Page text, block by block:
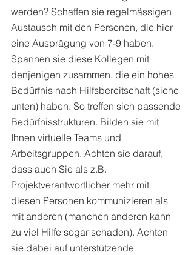
werden? Schaffen sie regelmässigen
Austausch mit den Personen, die hier
eine Ausprägung von 7-9 haben.
Spannen sie diese Kollegen mit
denjenigen zusammen, die ein hohes
Bedürfnis nach Hilfsbereitschaft (siehe
unten) haben. So treffen sich passende
Bedürfnisstrukturen. Bilden sie mit
Ihnen virtuelle Teams und
Arbeitsgruppen. Achten sie darauf,
dass auch Sie als z.B.
Projektverantwortlicher mehr mit
diesen Personen kommunizieren als
mit anderen (manchen anderen kann
zu viel Hilfe sogar schaden). Achten
sie dabei auf unterstützende